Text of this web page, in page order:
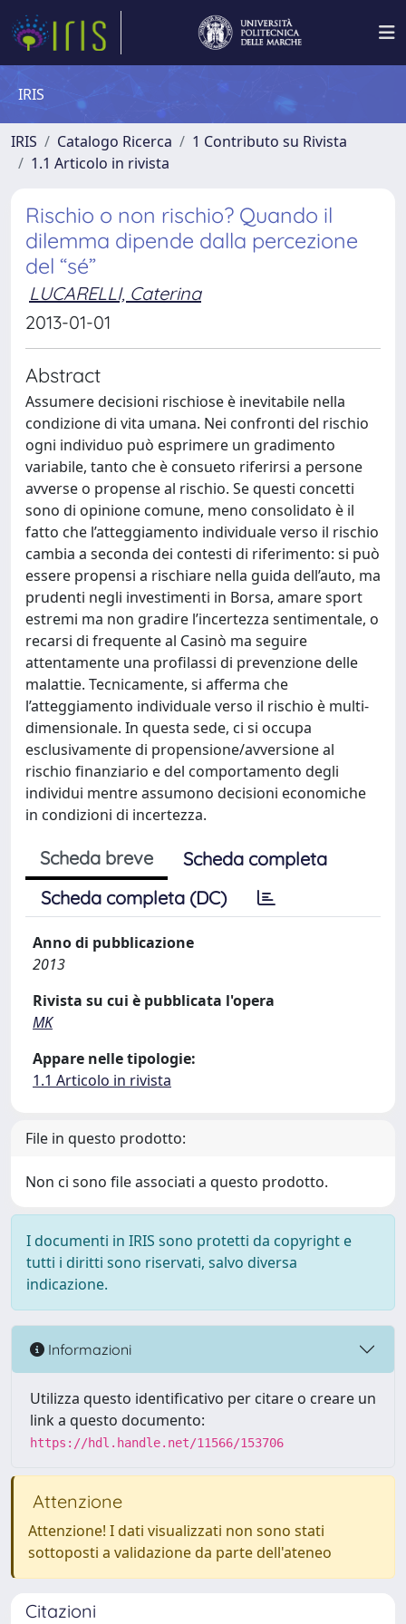
IRIS
IRIS Catalogo Ricerca
1 Contributo su Rivista
1.1 Articolo in rivista
Rischio o non rischio? Quando il
dilemma dipende dalla percezione
del “sé”
LUCARELLI, Caterina
2013-01-01
Abstract
Assumere decisioni rischiose è inevitabile nella
condizione di vita umana. Nei confronti del rischio
ogni individuo può esprimere un gradimento
variabile, tanto che è consueto riferirsi a persone
avverse o propense al rischio. Se questi concetti
sono di opinione comune, meno consolidato è il
fatto che l’atteggiamento individuale verso il rischio
cambia a seconda dei contesti di riferimento: si può
essere propensi a rischiare nella guida dell’auto, ma
prudenti negli investimenti in Borsa, amare sport
estremi ma non gradire l’incertezza sentimentale, o
recarsi di frequente al Casinò ma seguire
attentamente una profilassi di prevenzione delle
malattie. Tecnicamente, si afferma che
l’atteggiamento individuale verso il rischio è multi-
dimensionale. In questa sede, ci si occupa
esclusivamente di propensione/avversione al
rischio finanziario e del comportamento degli
individui mentre assumono decisioni economiche
in condizioni di incertezza.
Scheda breve
Scheda completa
Scheda completa (DC)
Anno di pubblicazione
2013
Rivista su cui è pubblicata l'opera
MK
Appare nelle tipologie:
1.1 Articolo in rivista
File in questo prodotto:
Non ci sono file associati a questo prodotto.
I documenti in IRIS sono protetti da copyright e
tutti i diritti sono riservati, salvo diversa
indicazione.
Informazioni
Utilizza questo identificativo per citare o creare un
link a questo documento:
https://hdl.handle.net/11566/153706
Attenzione
Attenzione! I dati visualizzati non sono stati
sottoposti a validazione da parte dell'ateneo
Citazioni